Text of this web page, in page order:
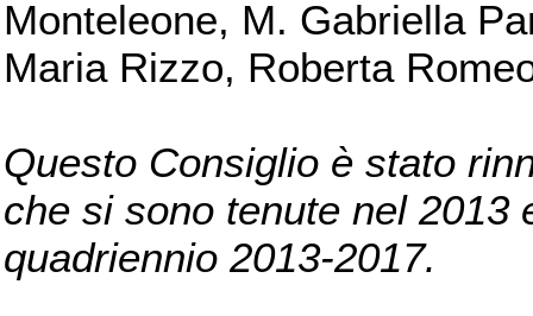
Monteleone, M. Gabriella
Maria Rizzo, Roberta
Questo Consiglio è stato
che si sono tenute nel 2013
quadriennio 2013-2017.